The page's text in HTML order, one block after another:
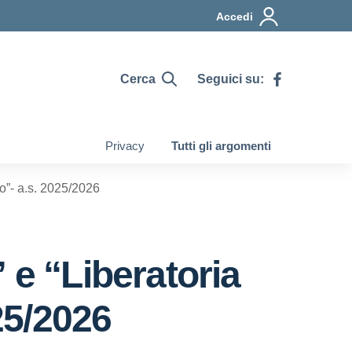
Accedi
Cerca Seguici su:
Privacy Tutti gli argomenti
a.s. 2025/2026
e “Liberatoria
2026